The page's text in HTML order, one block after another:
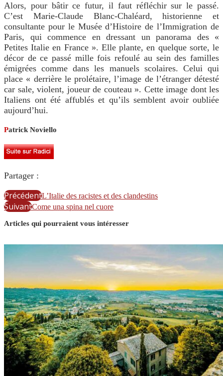
Alors, pour bâtir ce futur, il faut réfléchir sur le passé.
C’est Marie-Claude Blanc-Chaléard, historienne et
consultante pour le Musée d’Histoire de l’Immigration de
Paris, qui commence en dressant un panorama des «
Petites Italie en France ». Elle plante, en quelque sorte, le
décor de ce passé mille fois refoulé au sein des familles
émigrées comme dans les manuels scolaires. Celui qui
place « derrière le prolétaire, l’image de l’étranger détesté
car sale, violent, joueur de couteau ». Cette image dont les
Italiens ont été affublés et qu’ils semblent avoir oubliée
aujourd’hui.
Patrick Noviello
Partager :
PrécédentL’Italie des racistes et des clandestins
SuivantCome una spina nel cuore
Articles qui pourraient vous intéresser